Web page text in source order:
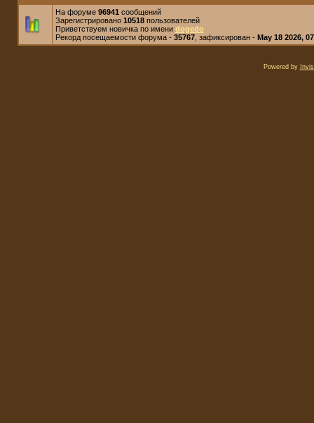
На форуме 96941 сообщений
Зарегистрировано 10518пользователей
Приветствуем новичка по имени dogedo
Рекорд посещаемости форума - 35767, зафиксирован - May 18 2026,
Powered by